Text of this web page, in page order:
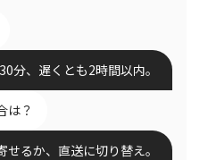
分、遅くとも2時間以内。
は？
せるか、直送に切り替え。